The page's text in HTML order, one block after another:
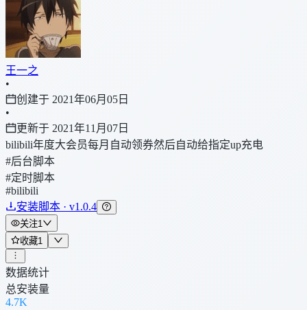
王一之
•
创建于 2021年06月05日
•
更新于 2021年11月07日
bilibili年度大会员每月自动领券然后自动给指定up充电
#后台脚本
#定时脚本
#bilibili
安装脚本 · v1.0.4
关注1
收藏1
数据统计
总安装量
4.7K